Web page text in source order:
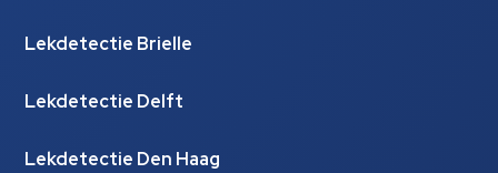
Lekdetectie Brielle
Lekdetectie Delft
Lekdetectie Den Haag